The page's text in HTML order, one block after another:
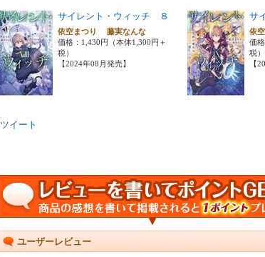
サイレント・ウィッチ ８
依空まつり 藤実なんな
価格：1,430円（本体1,300円＋
税）
【2024年08月発売】
サ
依
価
税）
【
ツイート
ユーザーレビュー